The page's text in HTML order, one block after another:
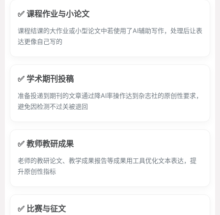
✅ 课程作业与小论文
课程结课的大作业或小型论文中若使用了AI辅助写作，处理后让表
达更像自己写的
✅ 学术期刊投稿
准备投递到期刊的文章通过降AI率操作达到杂志社的原创性要求，
避免因检测不过关被退回
✅ 教师教研成果
老师的教研论文、教学成果报告等成果用工具优化文本表达，提
升原创性指标
✅ 比赛与征文